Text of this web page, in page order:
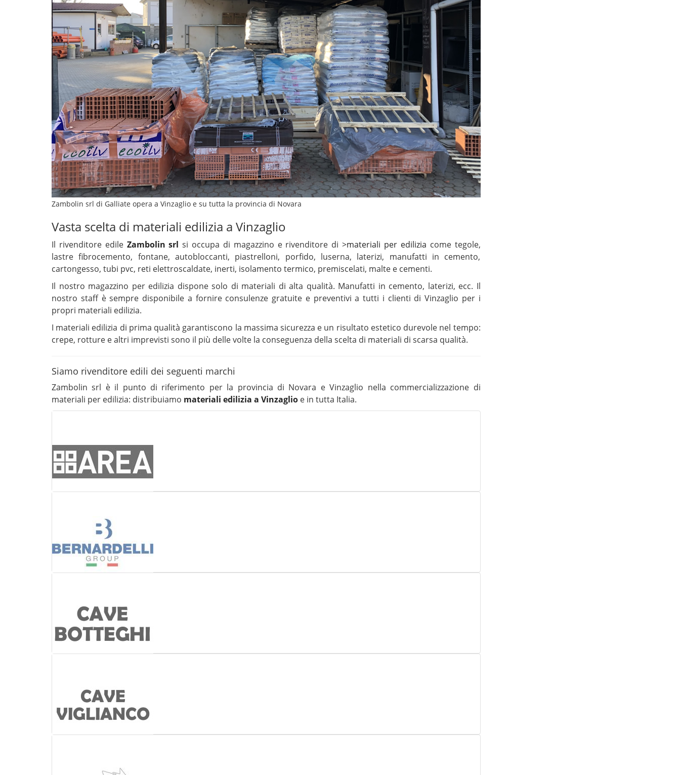
Zambolin srl di Galliate opera a Vinzaglio e su tutta la provincia di Novara
Vasta scelta di materiali edilizia a Vinzaglio
Il rivenditore edile Zambolin srl si occupa di magazzino e rivenditore di >materiali per edilizia come tegole,
lastre fibrocemento, fontane, autobloccanti, piastrelloni, porfido, luserna, laterizi, manufatti in cemento,
cartongesso, tubi pvc, reti elettroscaldate, inerti, isolamento termico, premiscelati, malte e cementi.
Il nostro magazzino per edilizia dispone solo di materiali di alta qualità. Manufatti in cemento, laterizi, ecc. Il
nostro staff è sempre disponibile a fornire consulenze gratuite e preventivi a tutti i clienti di Vinzaglio per i
propri materiali edilizia.
I materiali edilizia di prima qualità garantiscono la massima sicurezza e un risultato estetico durevole nel tempo:
crepe, rotture e altri imprevisti sono il più delle volte la conseguenza della scelta di materiali di scarsa qualità.
Siamo rivenditore edili dei seguenti marchi
Zambolin srl è il punto di riferimento per la provincia di Novara e Vinzaglio nella commercializzazione di
materiali per edilizia: distribuiamo materiali edilizia a Vinzaglio e in tutta Italia.